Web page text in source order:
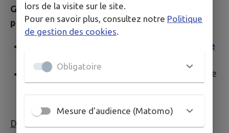
Grâce à votre numéro de demande, vous
pourrez :
production de votre
passeport en ligne
Suivre les différentes étapes de votre demande
Délais de fabrication :
lors de la visite sur le site.
Pour en savoir plus, consultez notre Politique
de gestion des cookies
Obligatoire
Mesure d'audience (Matomo)